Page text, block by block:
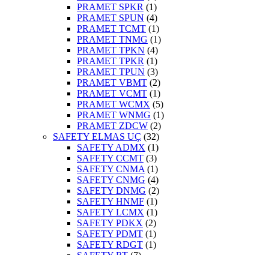
PRAMET SPKR (1)
PRAMET SPUN (4)
PRAMET TCMT (1)
PRAMET TNMG (1)
PRAMET TPKN (4)
PRAMET TPKR (1)
PRAMET TPUN (3)
PRAMET VBMT (2)
PRAMET VCMT (1)
PRAMET WCMX (5)
PRAMET WNMG (1)
PRAMET ZDCW (2)
SAFETY ELMAS UÇ (32)
SAFETY ADMX (1)
SAFETY CCMT (3)
SAFETY CNMA (1)
SAFETY CNMG (4)
SAFETY DNMG (2)
SAFETY HNMF (1)
SAFETY LCMX (1)
SAFETY PDKX (2)
SAFETY PDMT (1)
SAFETY RDGT (1)